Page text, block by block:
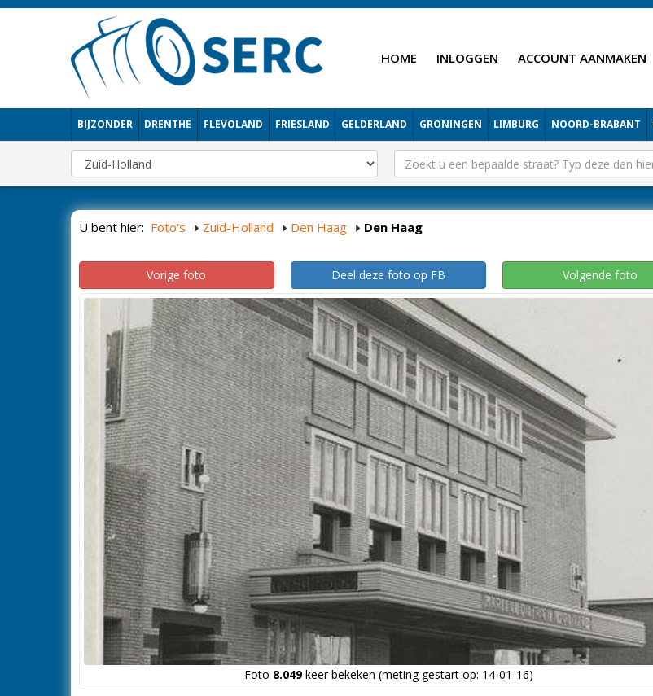
HOME INLOGGEN ACCOUNT AANMAKEN
BIJZONDER DRENTHE FLEVOLAND FRIESLAND GELDERLAND GRONINGEN LIMBURG NOORD-BRABANT
U bent hier: Foto's Zuid-Holland Den Haag Den Haag
Vorige foto Deel deze foto op FB Volgende foto
Foto 8.049keer bekeken (meting gestart op: 14-01-16)